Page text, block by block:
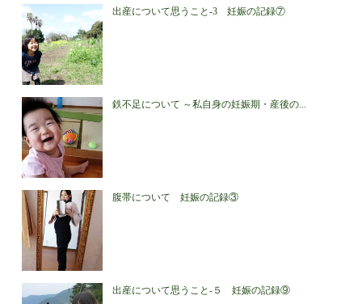
出産について思うこと-3 妊娠の記録⑦
鉄不足について ～私自身の妊娠期・産後の...
腹帯について 妊娠の記録③
出産について思うこと-５ 妊娠の記録⑨